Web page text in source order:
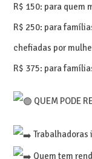
R$ 150: para quem
R$ 250: para
chefiadas por
R$ 375: para
QUEM PODE
Quem tem